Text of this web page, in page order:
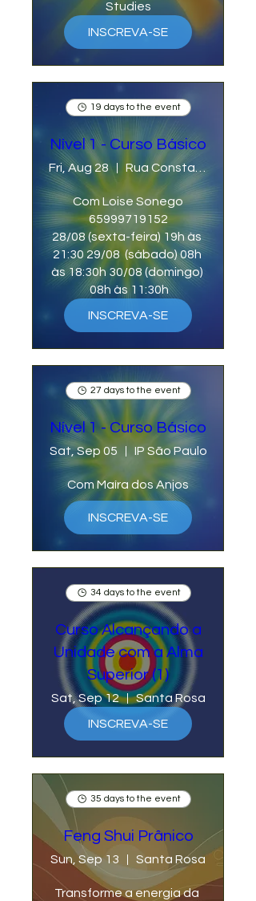
Studies
INSCREVA-SE
19 days to the event
Nível 1 - Curso Básico
Fri, Aug 28 Rua Constantina ,N 1303, Bairro Cidade Nova, Lucas do Rio Verde/MT.
Com Loise Sonego
65999719152
28/08 (sexta-feira) 19h às
21:30 29/08  (sábado) 08h
às 18:30h 30/08 (domingo)
08h às 11:30h
INSCREVA-SE
27 days to the event
Nível 1 - Curso Básico
Sat, Sep 05 IP São Paulo
Com Maíra dos Anjos
INSCREVA-SE
34 days to the event
Curso Alcançando a
Unidade com a Alma
Superior (1)
Sat, Sep 12
Santa Rosa
INSCREVA-SE
35 days to the event
Feng Shui Prânico
Sun, Sep 13 Santa Rosa
Transforme a energia da